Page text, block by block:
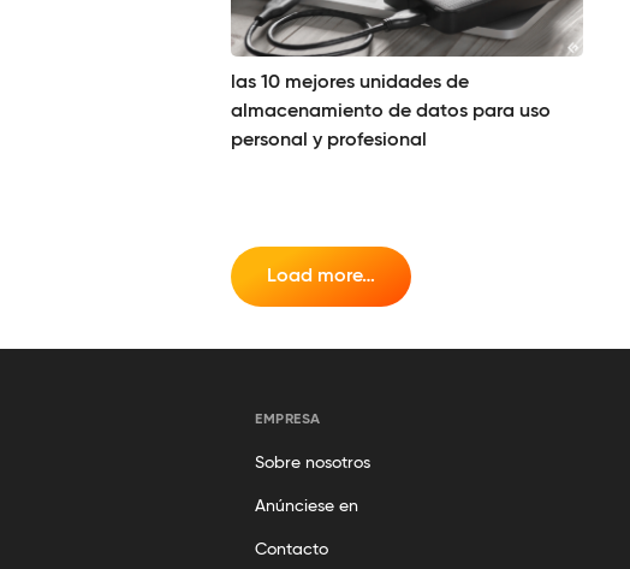
las 10 mejores unidades de
almacenamiento de datos para uso
personal y profesional
Load more…
EMPRESA
Sobre nosotros
Anúnciese en
Contacto